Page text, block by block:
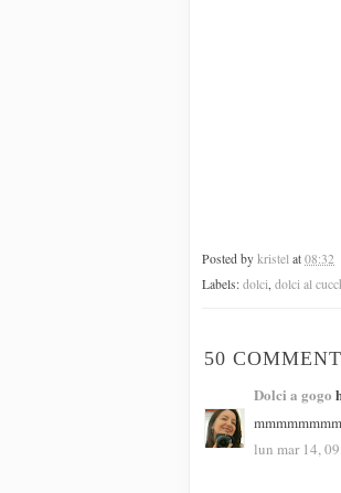
Posted by kristel at 08:32
Labels: dolci, dolci al
50
Dolci a gogo
lun mar 14,